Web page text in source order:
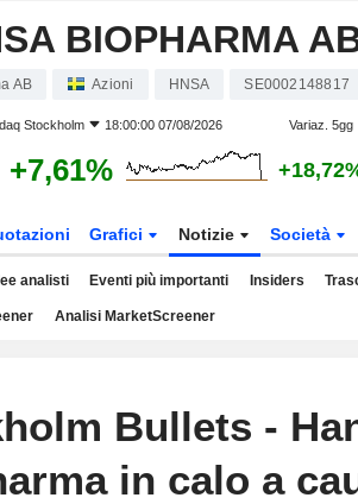
BIOPHARMA
AB Azioni HNSA SE0002148817
Stockholm 18:00:00 07/08/2026 Variaz. 5gg
+7,61%
Grafici Notizie Società
analisti Eventi più importanti Insiders
Analisi MarketScreener
Bullets -
in calo a